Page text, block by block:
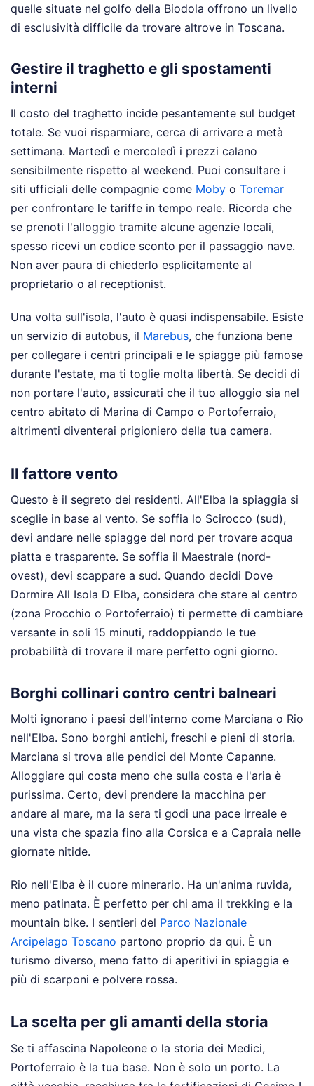
quelle situate nel golfo della Biodola offrono un livello
di esclusività difficile da trovare altrove in Toscana.
Gestire il traghetto e gli spostamenti
interni
Il costo del traghetto incide pesantemente sul budget
totale. Se vuoi risparmiare, cerca di arrivare a metà
settimana. Martedì e mercoledì i prezzi calano
sensibilmente rispetto al weekend. Puoi consultare i
siti ufficiali delle compagnie come Moby o Toremar
per confrontare le tariffe in tempo reale. Ricorda che
se prenoti l'alloggio tramite alcune agenzie locali,
spesso ricevi un codice sconto per il passaggio nave.
Non aver paura di chiederlo esplicitamente al
proprietario o al receptionist.
Una volta sull'isola, l'auto è quasi indispensabile. Esiste
un servizio di autobus, il Marebus, che funziona bene
per collegare i centri principali e le spiagge più famose
durante l'estate, ma ti toglie molta libertà. Se decidi di
non portare l'auto, assicurati che il tuo alloggio sia nel
centro abitato di Marina di Campo o Portoferraio,
altrimenti diventerai prigioniero della tua camera.
Il fattore vento
Questo è il segreto dei residenti. All'Elba la spiaggia si
sceglie in base al vento. Se soffia lo Scirocco (sud),
devi andare nelle spiagge del nord per trovare acqua
piatta e trasparente. Se soffia il Maestrale (nord-
ovest), devi scappare a sud. Quando decidi Dove
Dormire All Isola D Elba, considera che stare al centro
(zona Procchio o Portoferraio) ti permette di cambiare
versante in soli 15 minuti, raddoppiando le tue
probabilità di trovare il mare perfetto ogni giorno.
Borghi collinari contro centri balneari
Molti ignorano i paesi dell'interno come Marciana o Rio
nell'Elba. Sono borghi antichi, freschi e pieni di storia.
Marciana si trova alle pendici del Monte Capanne.
Alloggiare qui costa meno che sulla costa e l'aria è
purissima. Certo, devi prendere la macchina per
andare al mare, ma la sera ti godi una pace irreale e
una vista che spazia fino alla Corsica e a Capraia nelle
giornate nitide.
Rio nell'Elba è il cuore minerario. Ha un'anima ruvida,
meno patinata. È perfetto per chi ama il trekking e la
mountain bike. I sentieri del Parco Nazionale
Arcipelago Toscano partono proprio da qui. È un
turismo diverso, meno fatto di aperitivi in spiaggia e
più di scarponi e polvere rossa.
La scelta per gli amanti della storia
Se ti affascina Napoleone o la storia dei Medici,
Portoferraio è la tua base. Non è solo un porto. La